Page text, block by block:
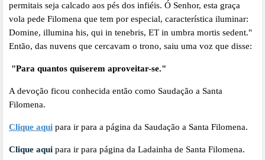
permitais seja calcado aos pés dos infiéis. Ó Senhor, esta graça
vola pede Filomena que tem por especial, característica iluminar:
Domine, illumina his, qui in tenebris, ET in umbra mortis sedent."
Então, das nuvens que cercavam o trono, saiu uma voz que disse:
"Para quantos quiserem aproveitar-se."
A devoção ficou conhecida então como Saudação a Santa
Filomena.
Clique aqui para ir para a página da Saudação a Santa Filomena.
Clique aqui para ir para página da Ladainha de Santa Filomena.